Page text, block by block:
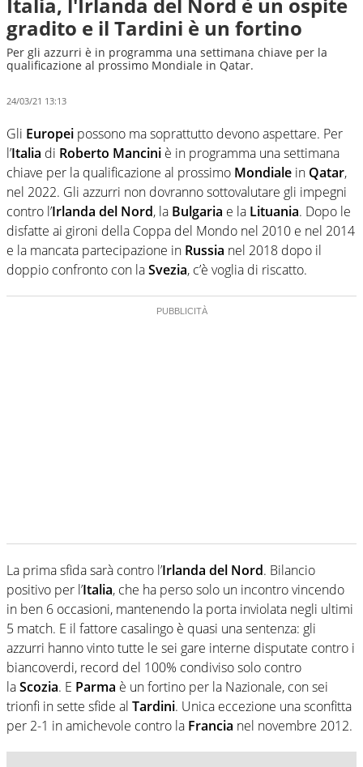
gradito e il Tardini è un fortino
Per gli azzurri è in programma una settimana chiave per la
qualificazione al prossimo Mondiale in Qatar.
24/03/21 13:13
Gli Europei possono ma soprattutto devono aspettare. Per
l’Italia di Roberto Mancini è in programma una settimana
chiave per la qualificazione al prossimo Mondiale in Qatar,
nel 2022. Gli azzurri non dovranno sottovalutare gli impegni
contro l’Irlanda del Nord, la Bulgaria e la Lituania. Dopo le
disfatte ai gironi della Coppa del Mondo nel 2010 e nel 2014
e la mancata partecipazione in Russia nel 2018 dopo il
doppio confronto con laSvezia, c’è voglia di riscatto.
La prima sfida sarà contro l’Irlanda del Nord. Bilancio
positivo per l’Italia, che ha perso solo un incontro vincendo
in ben 6 occasioni, mantenendo la porta inviolata negli ultimi
5 match. E il fattore casalingo è quasi una sentenza: gli
azzurri hanno vinto tutte le sei gare interne disputate contro i
biancoverdi, record del 100% condiviso solo contro
laScozia. E Parma è un fortino per la Nazionale, con sei
trionfi in sette sfide al Tardini. Unica eccezione una sconfitta
per 2-1 in amichevole contro la Francia nel novembre 2012.